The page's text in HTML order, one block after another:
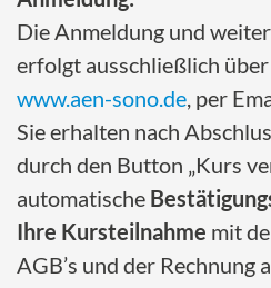
Die Anmeldung und
erfolgt ausschließlich
www.aen-sono.de, per
Sie erhalten nach
durch den Button „Kurs
automatische
Ihre Kursteilnahme mit
AGB’s und der Rechnung